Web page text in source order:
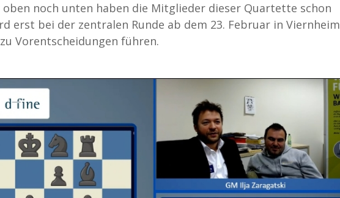
oben noch unten haben die Mitglieder dieser Quartette schon
erst bei der zentralen Runde ab dem 23. Februar in Viernheim
Vorentscheidungen führen.